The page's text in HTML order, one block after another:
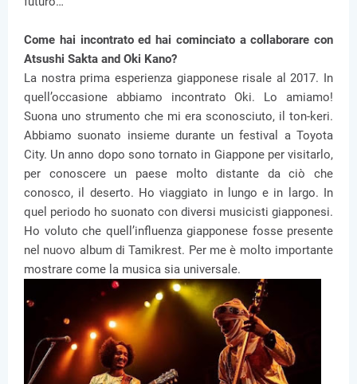
Come hai incontrato ed hai cominciato a collaborare con
Atsushi Sakta and Oki Kano?
La nostra prima esperienza giapponese risale al 2017. In
quell’occasione abbiamo incontrato Oki. Lo amiamo!
Suona uno strumento che mi era sconosciuto, il ton-keri.
Abbiamo suonato insieme durante un festival a Toyota
City. Un anno dopo sono tornato in Giappone per visitarlo,
per conoscere un paese molto distante da ciò che
conosco, il deserto. Ho viaggiato in lungo e in largo. In
quel periodo ho suonato con diversi musicisti giapponesi.
Ho voluto che quell’influenza giapponese fosse presente
nel nuovo album di Tamikrest. Per me è molto importante
mostrare come la musica sia universale.